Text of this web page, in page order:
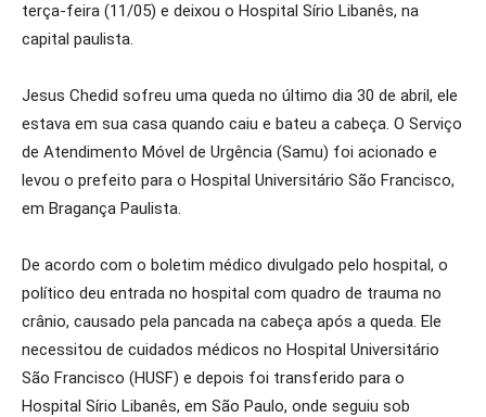
terça-feira (11/05) e deixou o Hospital Sírio Libanês, na
capital paulista.
Jesus Chedid sofreu uma queda no último dia 30 de abril, ele
estava em sua casa quando caiu e bateu a cabeça. O Serviço
de Atendimento Móvel de Urgência (Samu) foi acionado e
levou o prefeito para o Hospital Universitário São Francisco,
em Bragança Paulista.
De acordo com o boletim médico divulgado pelo hospital, o
político deu entrada no hospital com quadro de trauma no
crânio, causado pela pancada na cabeça após a queda. Ele
necessitou de cuidados médicos no Hospital Universitário
São Francisco (HUSF) e depois foi transferido para o
Hospital Sírio Libanês, em São Paulo, onde seguiu sob